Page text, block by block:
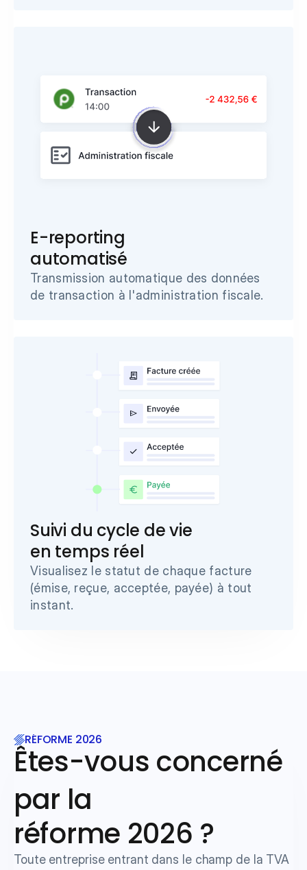
E-reporting
automatisé
Transmission automatique des données
de transaction à l'administration fiscale.
Suivi du cycle de vie
en temps réel
Visualisez le statut de chaque facture
(émise, reçue, acceptée, payée) à tout
instant.
RÉFORME 2026
Êtes-vous concerné
par la
réforme 2026 ?
Toute entreprise entrant dans le champ de la TVA